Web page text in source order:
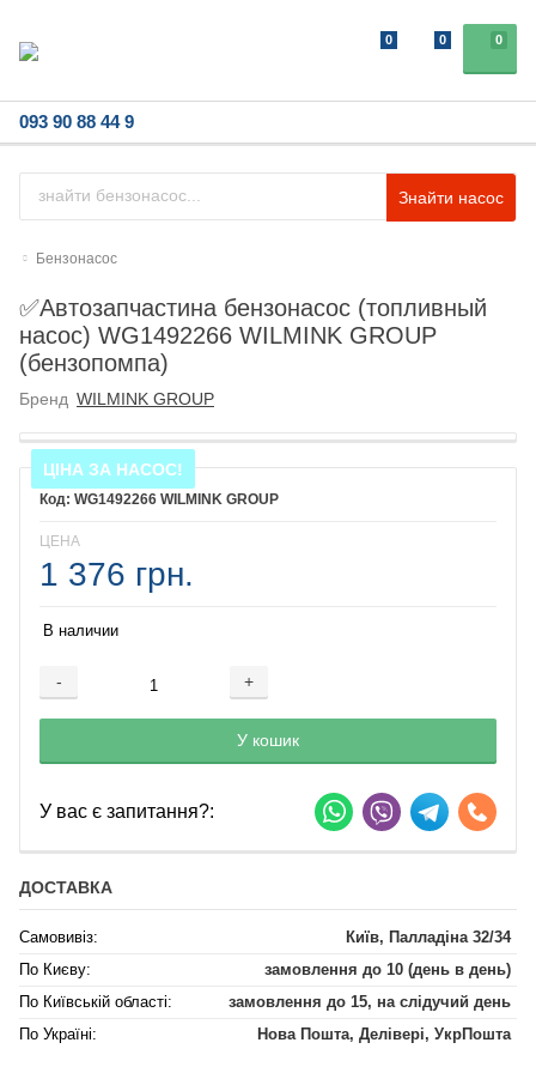
0
0 0
093 90 88 44 9
Знайти насос
Бензонасос
✅Автозапчастина бензонасос (топливный
насос) WG1492266 WILMINK GROUP
(бензопомпа)
Бренд WILMINK GROUP
ЦІНА ЗА НАСОС!
WG1492266 WILMINK GROUP
ЦЕНА
1 376 грн.
В наличии
- +
Добавляется...
У кошик
Добавлен
У вас є запитання?:
ДОСТАВКА
Самовивіз:
Київ, Палладіна 32/34
По Києву:
замовлення до 10 (день в день)
По Київській області:
замовлення до 15, на слідучий день
По Україні:
Нова Пошта, Делівері, УкрПошта